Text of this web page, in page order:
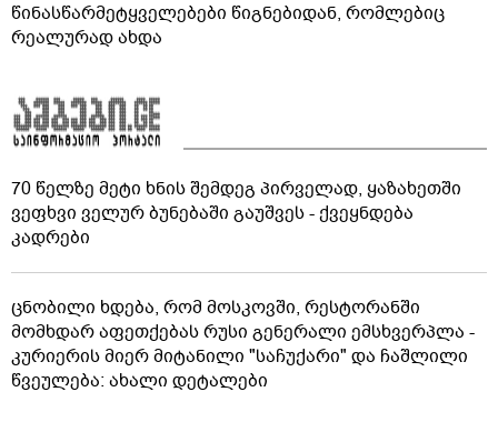
წინასწარმეტყველებები წიგნებიდან, რომლებიც
რეალურად ახდა
70 წელზე მეტი ხნის შემდეგ პირველად, ყაზახეთში
ვეფხვი ველურ ბუნებაში გაუშვეს - ქვეყნდება
კადრები
ცნობილი ხდება, რომ მოსკოვში, რესტორანში
მომხდარ აფეთქებას რუსი გენერალი ემსხვერპლა -
კურიერის მიერ მიტანილი "საჩუქარი" და ჩაშლილი
წვეულება: ახალი დეტალები